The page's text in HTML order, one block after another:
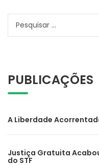
Pesquisar
PUBLICAÇÕES
A Liberdade
Justiça Gratuita
do STF